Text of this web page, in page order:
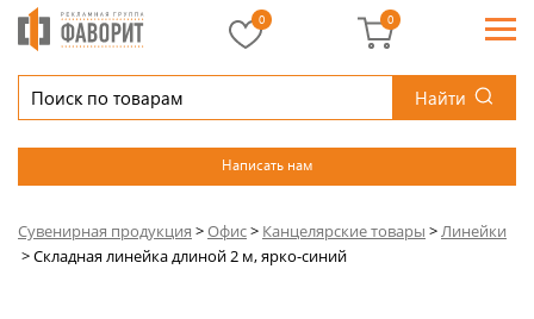
Найти
Написать нам
0 0
Сувенирная продукция >Офис> Канцелярские товары >Линейки
>Складная линейка длиной 2 м, ярко-синий